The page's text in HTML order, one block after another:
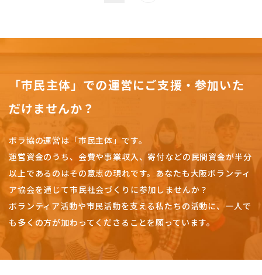
「市民主体」での運営にご支援・参加いた
だけませんか？
ボラ協の運営は「市民主体」です。
運営資金のうち、会費や事業収入、寄付などの民間資金が半分
以上であるのはその意志の現れです。 あなたも大阪ボランティ
ア協会を通じて市民社会づくりに参加しませんか？
ボランティア活動や市民活動を支える私たちの活動に、一人で
も多くの方が加わってくださることを願っています。